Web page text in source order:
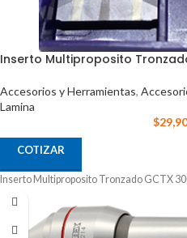
Inserto Multiproposito
Accesorios y Herramientas,
Lamina
$
COTIZAR
Inserto Multiproposito Tronzado GCTX